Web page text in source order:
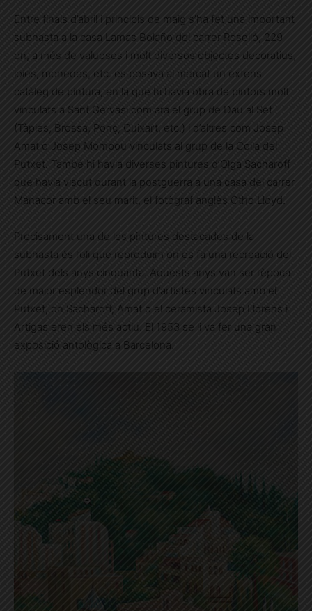
Entre finals d’abril i principis de maig s’ha fet una important
subhasta a la casa Lamas Bolaño del carrer Roselló, 229
on, a més de valuoses i molt diversos objectes decoratius,
joies, monedes, etc. es posava al mercat un extens
catàleg de pintura, en la que hi havia obra de pintors molt
vinculats a Sant Gervasi com ara el grup de Dau al Set
(Tàpies, Brossa, Ponç, Cuixart, etc.) i d’altres com Josep
Amat o Josep Mompou vinculats al grup de la Colla del
Putxet. També hi havia diverses pintures d’Olga Sacharoff
que havia viscut durant la postguerra a una casa del carrer
Manacor amb el seu marit, el fotògraf anglès Otho Lloyd.
Precisament una de les pintures destacades de la
subhasta és l’oli que reproduïm on es fa una recreació del
Putxet dels anys cinquanta. Aquests anys van ser l’època
de major esplendor del grup d’artistes vinculats amb el
Putxet, on Sacharoff, Amat o el ceramista Josep Llorens i
Artigas eren els més actiu. El 1953 se li va fer una gran
exposició antològica a Barcelona.